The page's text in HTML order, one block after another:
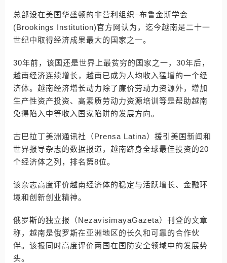
总部设在美国华盛顿的非营利组织–布鲁金斯学会
(Brookings Institution)官方网认为，迄今越南是二十一
世纪中取得经济成果最大的国家之一。
30年前，该国还是世界上最贫穷的国家之一，30年后，
越南经济连续增长，越南已成为人均收入猛增的一个经
济体。越南经济增长动力除了廉价劳动力资源外，增加
生产性资产投资、高素质劳动力资源培训等是帮助越南
免得陷入中等收入国家陷阱的发展方向。
古巴拉丁美洲通讯社（Prensa Latina）援引美国新闻和
世界报导杂志的数据报道，越南跻身全球最佳投资的20
个经济体之列，排名第8位。
该杂志高度评价越南经济体的稳定与活跃增长、金融环
境和创新创业精神。
俄罗斯的独立报（NezavisimayaGazeta）刊登的文章
称，越南是俄罗斯在亚洲地区的长久和可靠的合作伙
伴。该报同时高度评价两国在国防安全领域中的发展势
头。